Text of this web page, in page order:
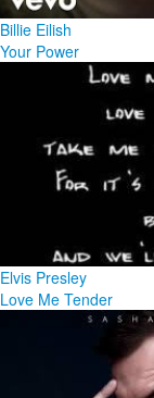
Billie Eilish
Your Power
Elvis Presley
Love Me Tender